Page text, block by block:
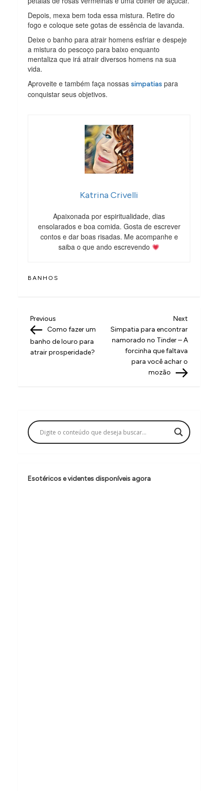
Depois, mexa bem toda essa mistura. Retire do
fogo e coloque sete gotas de essência de lavanda.
Deixe o banho para atrair homens esfriar e despeje
a mistura do pescoço para baixo enquanto
mentaliza que irá atrair diversos homens na sua
vida.
Aproveite e também faça nossassimpatias para
conquistar seus objetivos.
Katrina Crivelli
Apaixonada por espiritualidade, dias
ensolarados e boa comida. Gosta de escrever
contos e dar boas risadas. Me acompanhe e
saiba o que ando escrevendo
BANHOS
N
a
v
ç
ã
o
e
Previous
Post
Previous
Como fazer um
banho de louro para
atrair prosperidade?
Next
Post
Next
Simpatia para encontrar
namorado no Tinder – A
forcinha que faltava
para você achar o
mozão
Esotéricos e videntes disponíveis agora